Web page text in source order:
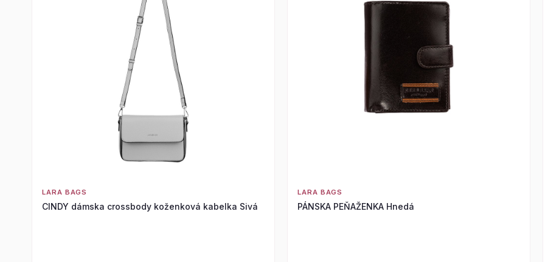
LARA BAGS
CINDY dámska crossbody koženková kabelka Sivá
LARA BAGS
PÁNSKA PEŇAŽENKA Hnedá